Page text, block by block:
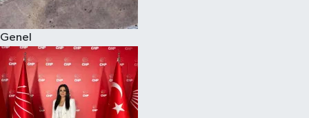
Genel